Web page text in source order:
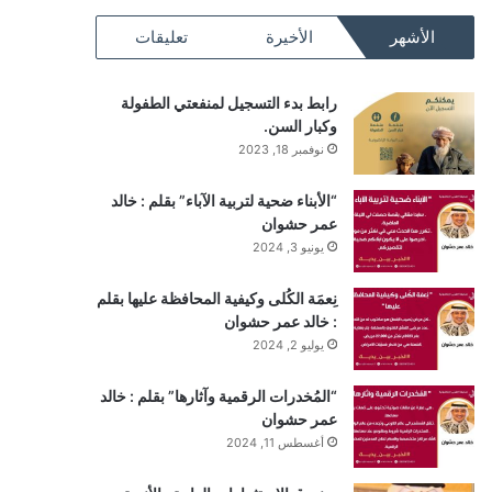
RSS
الأشهر الأخيرة تعليقات
رابط بدء التسجيل لمنفعتي الطفولة
وكبار السن.
نوفمبر 18, 2023
“الأبناء ضحية لتربية الآباء” بقلم : خالد
عمر حشوان
يونيو 3, 2024
نِعمَة الكُلى وكيفية المحافظة عليها بقلم
: خالد عمر حشوان
يوليو 2, 2024
“المُخدرات الرقمية وآثارها” بقلم : خالد
عمر حشوان
أغسطس 11, 2024